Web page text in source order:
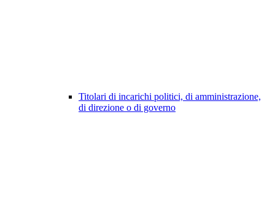
Titolari di incarichi politici, di amministrazione,
di direzione o di governo